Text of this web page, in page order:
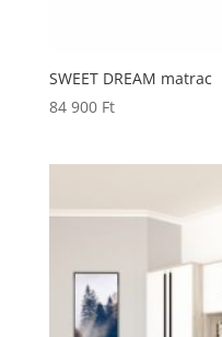
SWEET DREAM matrac
84 900 Ft